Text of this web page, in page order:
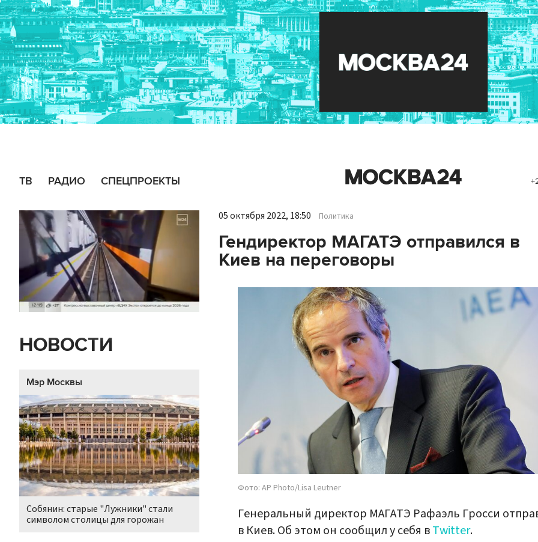
ТВ РАДИО СПЕЦПРОЕКТЫ
НОВОСТИ
Мэр Москвы
Собянин: старые "Лужники" стали
символом столицы для горожан
05 октября 2022, 18:50 Политика
Гендиректор МАГАТЭ отправился в
Киев на переговоры
Фото: AP Photo/Lisa Leutner
Генеральный директор МАГАТЭ Рафаэль Гросси
в Киев. Об этом он сообщил у себя вTwitter.